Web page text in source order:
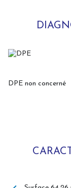
réno, primo
visiter sans
immobilier,
Les informations
DPE non concerné